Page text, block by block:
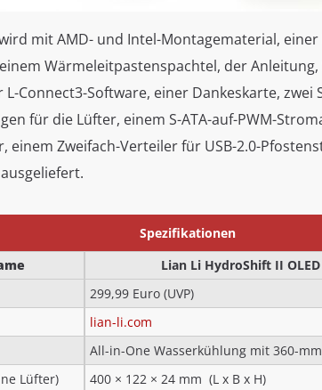
mit AMD- und Intel-Montagematerial,
Wärmeleitpastenspachtel, der
L-Connect3-Software, einer Dankeskarte,
für die Lüfter, einem S-ATA-auf-PWM-
einem Zweifach-Verteiler für USB-2.0-
Spezifikationen
Lian Li HydroShift II
299,99 Euro (UVP)
lian-li.com
All-in-One Wasserkühlung mit 360-
Lüfter)
400 × 122 × 24 mm (L x B x H)